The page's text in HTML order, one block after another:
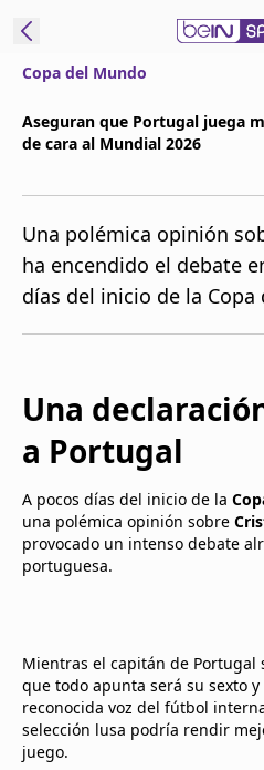
beIN XTRA
Programación
Contáctanos
Copa del Mundo
Aseguran que Portugal juega
de cara al Mundial 2026
Una polémica opinión
ha encendido el debate
días del inicio de la Copa
Una
a Portugal
A pocos días del inicio de la
una polémica opinión sobre
provocado un intenso debate
portuguesa.
Mientras el capitán de
que todo apunta será su sexto
reconocida voz del fútbol
selección lusa podría rendir
juego.